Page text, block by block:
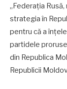
„Federația
strategia în
pentru că a
partidele
din Republica
Republicii